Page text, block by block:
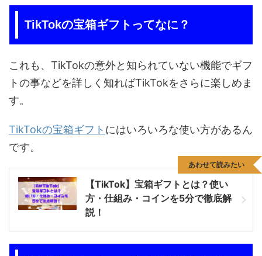
TikTokの宝箱ギフトってなに？
これも、TikTokの意外と知られていない機能でギフ
トの事などを詳しく知ればTikTokをさらに楽しめま
す。
TikTokの宝箱ギフト にはいろいろな使い方があるん
です。
【TikTok】宝箱ギフトとは？使い
方・仕組み・コインを5分で徹底解
説！
あわせて読みたい